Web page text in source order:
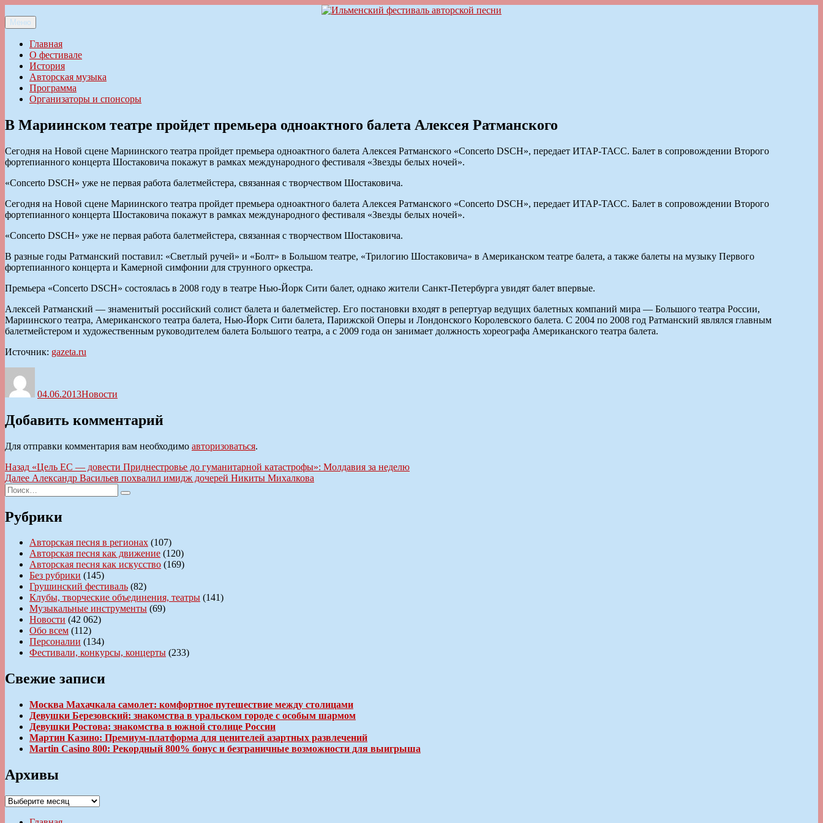
к
содержимому
Ильменский фестиваль авторской песни
Меню
Главная
О фестивале
История
Авторская музыка
Программа
Организаторы и спонсоры
В Мариинском театре пройдет премьера одноактного балета Алексея Ратманского
Сегодня на Новой сцене Мариинского театра пройдет премьера одноактного балета Алексея Ратманского «Concerto DSCH», передает ИТАР-ТАСС. Балет в сопровождении Второго
фортепианного концерта Шостаковича покажут в рамках международного фестиваля «Звезды белых ночей».
«Concerto DSCH» уже не первая работа балетмейстера, связанная с творчеством Шостаковича.
Сегодня на Новой сцене Мариинского театра пройдет премьера одноактного балета Алексея Ратманского «Concerto DSCH», передает ИТАР-ТАСС. Балет в сопровождении Второго
фортепианного концерта Шостаковича покажут в рамках международного фестиваля «Звезды белых ночей».
«Concerto DSCH» уже не первая работа балетмейстера, связанная с творчеством Шостаковича.
В разные годы Ратманский поставил: «Светлый ручей» и «Болт» в Большом театре, «Трилогию Шостаковича» в Американском театре балета, а также балеты на музыку Первого
фортепианного концерта и Камерной симфонии для струнного оркестра.
Премьера «Concerto DSCH» состоялась в 2008 году в театре Нью-Йорк Сити балет, однако жители Санкт-Петербурга увидят балет впервые.
Алексей Ратманский — знаменитый российский солист балета и балетмейстер. Его постановки входят в репертуар ведущих балетных компаний мира — Большого театра России,
Мариинского театра, Американского театра балета, Нью-Йорк Сити балета, Парижской Оперы и Лондонского Королевского балета. С 2004 по 2008 год Ратманский являлся главным
балетмейстером и художественным руководителем балета Большого театра, а с 2009 года он занимает должность хореографа Американского театра балета.
Источник: gazeta.ru
04.06.2013Новости
Добавить комментарий
Для отправки комментария вам необходимо авторизоваться.
Навигация
по
записям
Назад Предыдущая
запись:
«Цель ЕС — довести Приднестровье до гуманитарной катастрофы»: Молдавия за неделю
Далее Следующая
Александр Васильев похвалил имидж дочерей Никиты Михалкова
Искать:
Поиск
Рубрики
Авторская песня в регионах (107)
Авторская песня как движение (120)
Авторская песня как искусство (169)
Без рубрики (145)
Грушинский фестиваль (82)
Клубы, творческие объединения, театры (141)
Музыкальные инструменты (69)
Новости (42 062)
Обо всем (112)
Персоналии (134)
Фестивали, конкурсы, концерты (233)
Свежие записи
Москва Махачкала самолет: комфортное путешествие между столицами
Девушки Березовский: знакомства в уральском городе с особым шармом
Девушки Ростова: знакомства в южной столице России
Мартин Казино: Премиум-платформа для ценителей азартных развлечений
Martin Casino 800: Рекордный 800% бонус и безграничные возможности для выигрыша
Архивы
Архивы